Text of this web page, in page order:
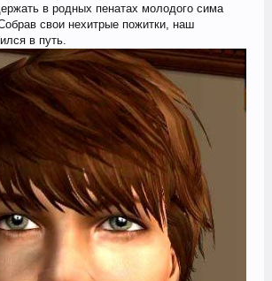
в родных пенатах молодого сима
свои нехитрые пожитки, наш
в путь.